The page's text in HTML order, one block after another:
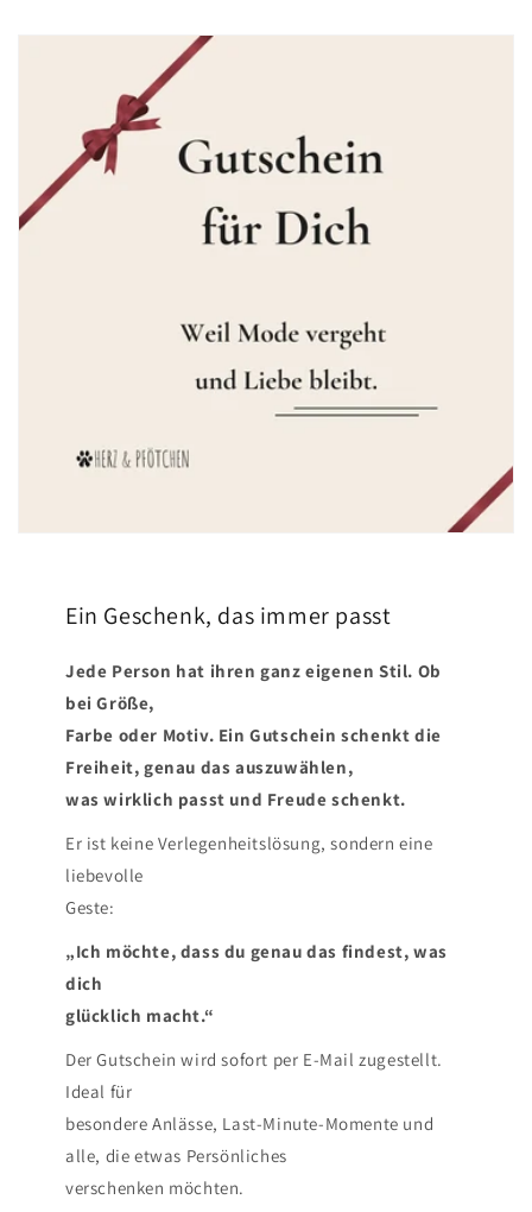
Ein Geschenk, das immer passt
Jede Person hat ihren ganz eigenen Stil. Ob
bei Größe,
Farbe oder Motiv. Ein Gutschein schenkt die
Freiheit, genau das auszuwählen,
was wirklich passt und Freude schenkt.
Er ist keine Verlegenheitslösung, sondern eine
liebevolle
Geste:
„Ich möchte, dass du genau das findest, was
dich
glücklich macht.“
Der Gutschein wird sofort per E-Mail zugestellt.
Ideal für
besondere Anlässe, Last-Minute-Momente und
alle, die etwas Persönliches
verschenken möchten.